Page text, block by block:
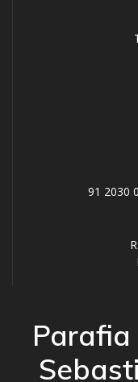
91 2030
Parafia